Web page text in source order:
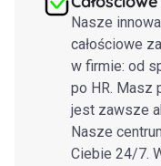
Nasze
całościowe
w firmie: od
po HR. Masz
jest zawsze
Nasze
Ciebie 24/7.